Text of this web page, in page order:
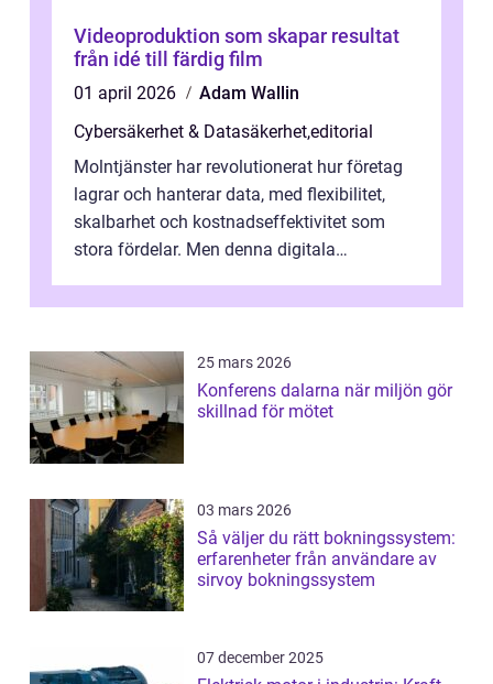
Videoproduktion som skapar resultat
från idé till färdig film
01 april 2026
Adam Wallin
Cybersäkerhet & Datasäkerhet,editorial
Molntjänster har revolutionerat hur företag
lagrar och hanterar data, med flexibilitet,
skalbarhet och kostnadseffektivitet som
stora fördelar. Men denna digitala
25 mars 2026
Konferens dalarna när miljön gör
skillnad för mötet
03 mars 2026
Så väljer du rätt bokningssystem:
erfarenheter från användare av
sirvoy bokningssystem
07 december 2025